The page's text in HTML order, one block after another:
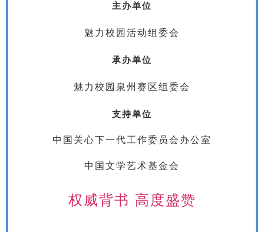
主办单位
魅力校园活动组委会
承办单位
魅力校园泉州赛区组委会
支持单位
中国关心下一代工作委员会办公室
中国文学艺术基金会
权威背书 高度盛赞